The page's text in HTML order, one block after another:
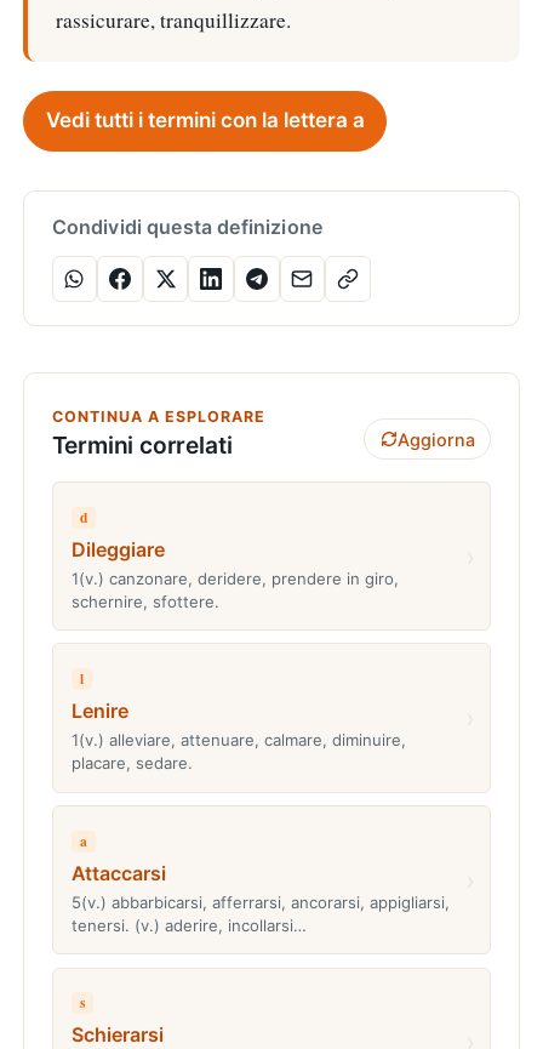
rassicurare, tranquillizzare.
Vedi tutti i termini con la lettera a
Condividi questa definizione
CONTINUA A ESPLORARE
Termini correlati Aggiorna
d
Dileggiare
1(v.) canzonare, deridere, prendere in giro,
schernire, sfottere.
l
Lenire
1(v.) alleviare, attenuare, calmare, diminuire,
placare, sedare.
a
Attaccarsi
5(v.) abbarbicarsi, afferrarsi, ancorarsi, appigliarsi,
tenersi. (v.) aderire, incollarsi…
s
Schierarsi